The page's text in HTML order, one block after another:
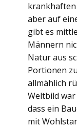
aber auf
gibt es
Männern
Natur aus
Portionen
allmählich
Weltbild
dass ein
mit